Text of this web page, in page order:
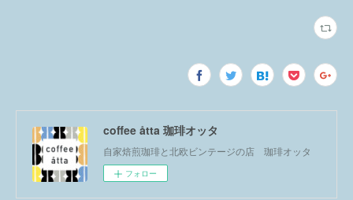
coffee åtta 珈琲オッタ
自家焙煎珈琲と北欧ビンテージの店 珈琲オッタ
フォロー